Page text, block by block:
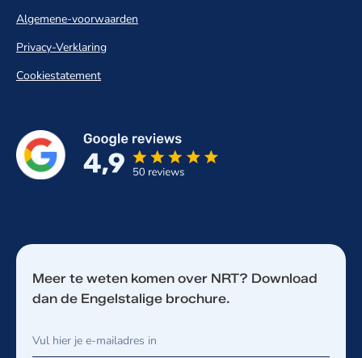
Algemene-voorwaarden
Privacy-Verklaring
Cookiestatement
Meer te weten komen over NRT? Download
dan de Engelstalige brochure.